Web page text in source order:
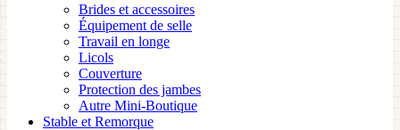
Brides et accessoires
Équipement de selle
Travail en longe
Licols
Couverture
Protection des jambes
Autre Mini-Boutique
Stable et Remorque